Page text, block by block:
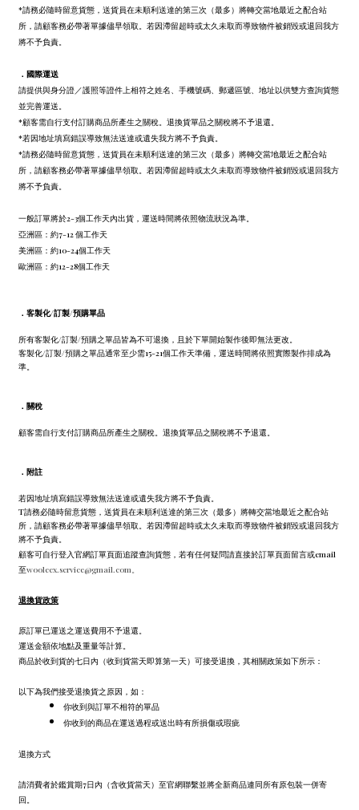
*請務必隨時留意貨態，送貨員在未順利送達的第三次（最多）將轉交當地最近之配合站
所，請顧客務必帶著單據儘早領取。若因滯留超時或太久未取而導致物件被銷毀或退回我方
將不予負責。
． 國際運送
請提供與身分證／護照等證件上相符之姓名、手機號碼、郵遞區號、地址以供雙方查詢貨態
並完善運送。
*顧客需自行支付訂購商品所產生之關稅。退換貨單品之關稅將不予退還。
*若因地址填寫錯誤導致無法送達或遺失我方將不予負責。
*請務必隨時留意貨態，送貨員在未順利送達的第三次（最多）將轉交當地最近之配合站
所，請顧客務必帶著單據儘早領取。若因滯留超時或太久未取而導致物件被銷毀或退回我方
將不予負責。
一般訂單將於2-3個工作天內出貨，運送時間將依照物流狀況為準。
亞洲區：約7-12 個工作天
美洲區：約10-24個工作天
歐洲區：約12-28個工作天
． 客製化/訂製/預購單品
所有客製化/訂製/預購之單品皆為不可退換，且於下單開始製作後即無法更改。
客製化/訂製/預購之單品通常至少需15-21個工作天準備，運送時間將依照實際製作排成為
準。
． 關稅
顧客需自行支付訂購商品所產生之關稅。退換貨單品之關稅將不予退還。
． 附註
若因地址填寫錯誤導致無法送達或遺失我方將不予負責。
T請務必隨時留意貨態，送貨員在未順利送達的第三次（最多）將轉交當地最近之配合站
所，請顧客務必帶著單據儘早領取。若因滯留超時或太久未取而導致物件被銷毀或退回我方
將不予負責。
顧客可自行登入官網訂單頁面追蹤查詢貨態，若有任何疑問請直接於訂單頁面留言或email
至wooleex.service@gmail.com。
退換貨政策
原訂單已運送之運送費用不予退還。
運送金額依地點及重量等計算。
商品於收到貨的七日內（收到貨當天即算第一天）可接受退換，其相關政策如下所示：
以下為我們接受退換貨之原因，如：
你收到與訂單不相符的單品
你收到的商品在運送過程或送出時有所損傷或瑕疵
退換方式
請消費者於鑑賞期7日內（含收貨當天）至官網聯繫並將全新商品連同所有原包裝一併寄
回。